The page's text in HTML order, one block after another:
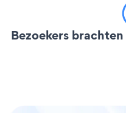
Bezoekers brachten